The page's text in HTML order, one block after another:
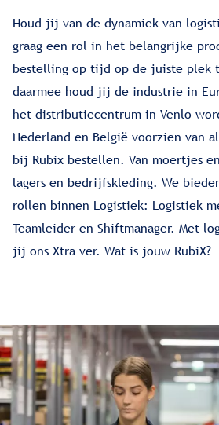
Houd jij van de dynamiek van
graag een rol in het belangrijke
bestelling op tijd op de juiste plek
daarmee houd jij de industrie in
het distributiecentrum in Venlo
Nederland en België voorzien van
bij Rubix bestellen. Van moertjes
lagers en bedrijfskleding. We
rollen binnen Logistiek: Logistiek
Teamleider en Shiftmanager. Met
jij ons Xtra ver. Wat is jouw RubiX?